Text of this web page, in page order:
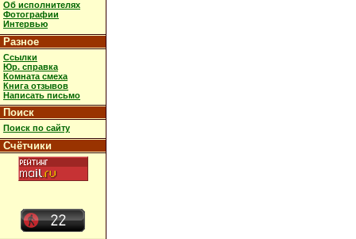
Об исполнителях
Фотографии
Интервью
Разное
Ссылки
Юр. справка
Комната смеха
Книга отзывов
Написать письмо
Поиск
Поиск по сайту
Счётчики